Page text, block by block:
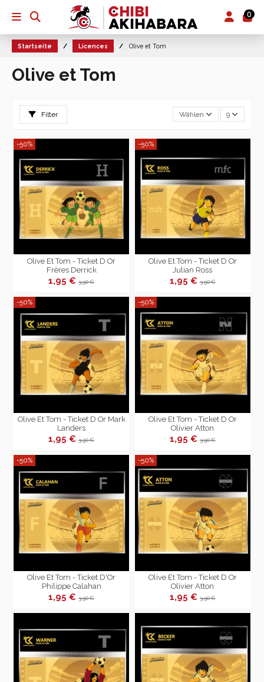
0
Startseite Licences Olive et Tom
Olive et Tom
Filter Wählen 9
-50%
Olive Et Tom - Ticket D Or
Frères Derrick
1,95 €3,90 €
-50%
Olive Et Tom - Ticket D Or
Julian Ross
1,95 €3,90 €
-50%
Olive Et Tom - Ticket D Or Mark
Landers
1,95 €3,90 €
-50%
Olive Et Tom - Ticket D Or
Olivier Atton
1,95 €3,90 €
-50%
Olive Et Tom - Ticket D'Or
Philippe Calahan
1,95 €3,90 €
-50%
Olive Et Tom - Ticket D Or
Olivier Atton
1,95 €3,90 €